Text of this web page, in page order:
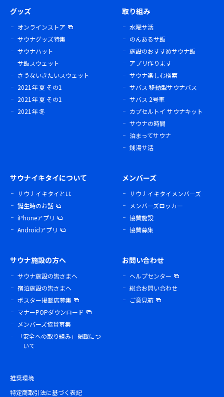
グッズ
オンラインストア
サウナグッズ特集
サウナハット
サ飯スウェット
さうないきたいスウェット
2021年 夏 その1
2021年 夏 その1
2021年 冬
取り組み
水曜サ活
のんあるサ飯
施設のおすすめサウナ飯
アプリ作ります
サウナ楽しむ検索
サバス 移動型サウナバス
サバス 2号車
カプセルトイ サウナキット
サウナの時間
泊まってサウナ
銭湯サ活
サウナイキタイについて
サウナイキタイとは
誕生時のお話
iPhoneアプリ
Androidアプリ
メンバーズ
サウナイキタイメンバーズ
メンバーズロッカー
協賛施設
協賛募集
サウナ施設の方へ
サウナ施設の皆さまへ
宿泊施設の皆さまへ
ポスター掲載店募集
マナーPOPダウンロード
メンバーズ協賛募集
「安全への取り組み」掲載につ
いて
お問い合わせ
ヘルプセンター
総合お問い合わせ
ご意見箱
推奨環境
特定商取引法に基づく表記